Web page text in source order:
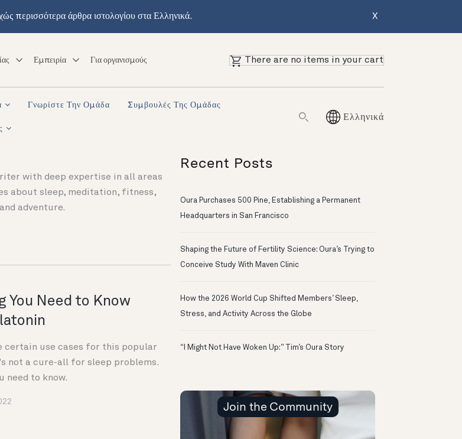
περισσότερα άρθρα ιστολογίου στα Ελληνικά. X
Εμπειρία Για οργανισμούς There are no items in your cart
Γνωρίστε Την Ομάδα Συμβουλές Της Ομάδας
Ελληνικά
with deep expertise in all areas
about sleep, meditation, fitness,
adventure.
You Need to Know
certain use cases for this popular
not a cure-all for sleep problems.
need to know.
Recent Posts
Oura Purchases 500 Pine, Establishing a Permanent
Headquarters in San Francisco
Shaping the Future of Fertility Science: Oura’s Trying to
Conceive Study With Maven Clinic
How the 2026 World Cup Shifted Members’ Sleep,
Stress, and Activity Across the Globe
“I Might Not Have Woken Up:” Tim’s Oura Story
Join the Community